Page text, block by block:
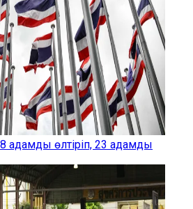
адамды өлтіріп, 23 адамды